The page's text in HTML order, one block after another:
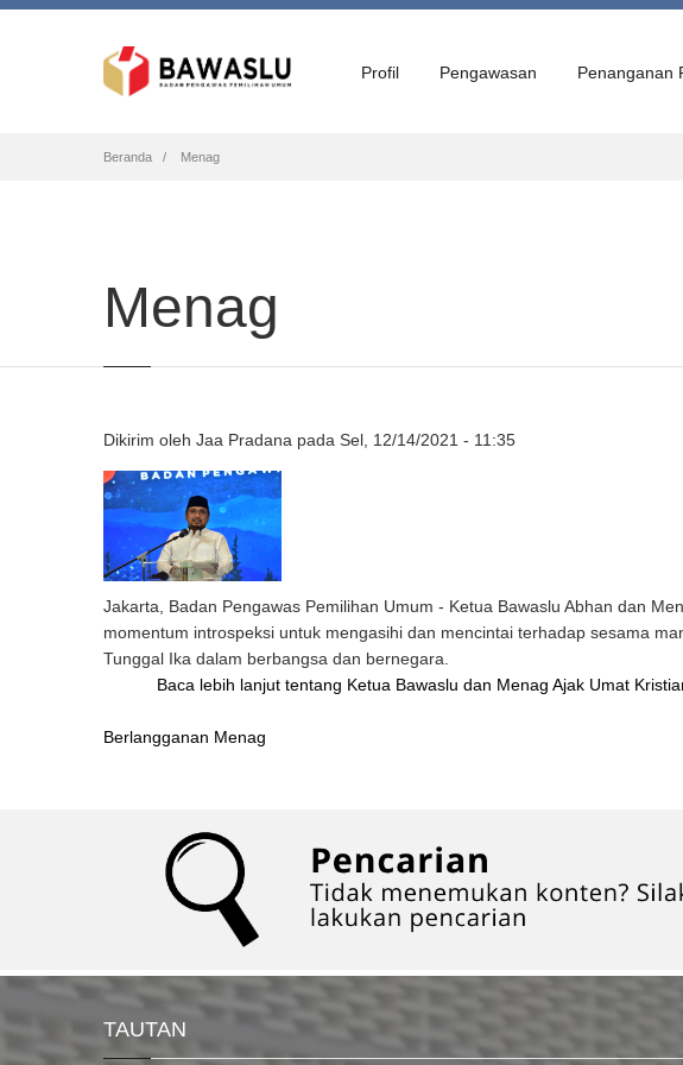
Profil Pengawasan Penanganan
Breadcrumb
Beranda Menag
Menag
Dikirim oleh Jaa Pradana pada Sel, 12/14/2021 - 11:35
Jakarta, Badan Pengawas Pemilihan Umum - Ketua Bawaslu Abhan dan
momentum introspeksi untuk mengasihi dan mencintai terhadap sesama
Tunggal Ika dalam berbangsa dan bernegara.
Baca lebih lanjut tentang Ketua Bawaslu dan Menag Ajak Umat
Berlangganan Menag
TAUTAN